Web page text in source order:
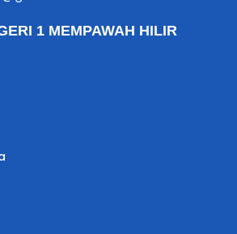
1 MEMPAWAH HILIR